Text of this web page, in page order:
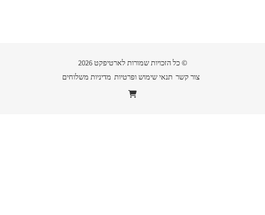
© כל הזכויות שמורות לארטיפקט 2026
צור קשר תנאי שימוש ופרטיות מדיניות משלוחים